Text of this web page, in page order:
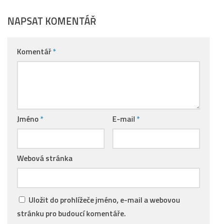
NAPSAT KOMENTÁŘ
Komentář*
Jméno * E-mail *
Webová stránka
Uložit do prohlížeče jméno, e-mail a webovou
stránku pro budoucí komentáře.